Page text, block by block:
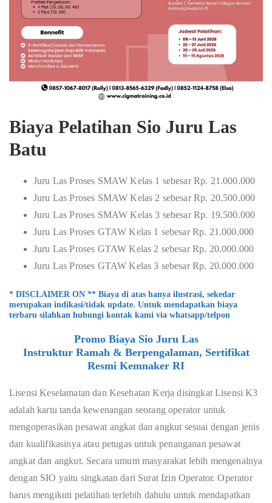
Biaya Pelatihan Sio Juru Las
Batu
Juru Las Proses SMAW Kelas 1 sebesar Rp. 21.000.000
Juru Las Proses SMAW Kelas 2 sebesar Rp. 20.500.000
Juru Las Proses SMAW Kelas 3 sebesar Rp. 19.500.000
Juru Las Proses GTAW Kelas 1 sebesar Rp. 21.000.000
Juru Las Proses GTAW Kelas 2 sebesar Rp. 20.000.000
Juru Las Proses GTAW Kelas 3 sebesar Rp. 20.000.000
* DISCLAIMER ON ** Biaya di atas hanya ilustrasi, sekedar
merupakan indikasi/tidak update. Untuk mendapatkan biaya
terbaru silahkan hubungi kontak kami via whatsapp/telpon
Promo Biaya Sio Juru Las
Instruktur Ramah & Berpengalaman, Sertifikat
Resmi Kemnaker RI
Lisensi Keselamatan dan Kesehatan Kerja disingkat Lisensi K3
adalah kartu tanda kewenangan seorang operator untuk
mengoperasikan pesawat angkat dan angkut sesuai dengan jenis
dan kualifikasinya atau petugas untuk penanganan pesawat
angkat dan angkut. Secara umum masyarakat lebih mengenalnya
dengan SIO yaitu singkatan dari Surat Izin Operator. Operator
harus mengikuti pelatihan terlebih dahulu untuk mendapatkan